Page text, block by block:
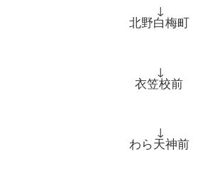
↓
北野白梅町
↓
衣笠校前
↓
わら天神前